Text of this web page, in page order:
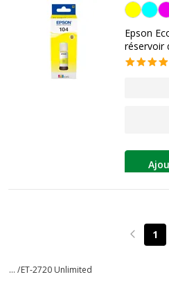
Jaune
Epson
réservoir
Page1
... /ET-2720 Unlimited